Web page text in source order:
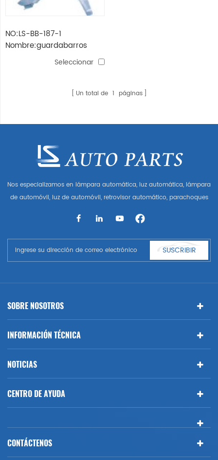
NO:LS-BB-187-1
Nombre:guardabarros
benz vito '03 (gris)Seleccionar
Un total de 1 páginas
Nos especializamos en lámpara automática, luz automática, lámpara
de automóvil, luz de automóvil, retrovisor automático, parachoques
automático, parte del cuerpo automática, etc. y accesorios de
Benz, BMW
SUSCRIBIR
SOBRE NOSOTROS
INFORMACIÓN TÉCNICA
NOTICIAS
CENTRO DE AYUDA
CONTÁCTENOS